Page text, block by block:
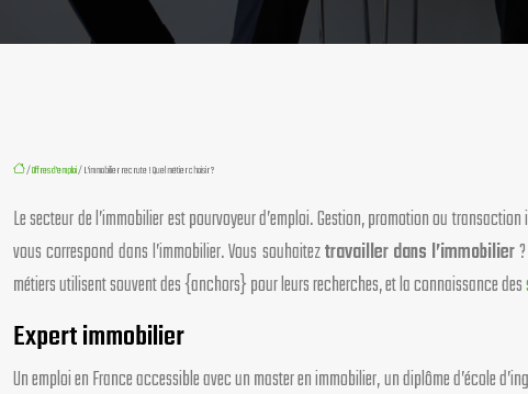
/Offres d’emploi/ L’immobilier recrute ! Quel métier choisir ?
Le secteur de l’immobilier est pourvoyeur d’emploi. Gestion, promotion ou
vous correspond dans l’immobilier. Vous souhaiteztravailler dans l’immobilier
métiers utilisent souvent des {anchors} pour leurs recherches, et la connaissance des
Expert immobilier
Un emploi en France accessible avec un master en immobilier, un diplôme d’école